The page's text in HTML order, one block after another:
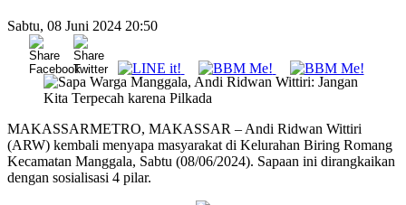
Sabtu, 08 Juni 2024 20:50
MAKASSARMETRO, MAKASSAR – Andi Ridwan Wittiri
(ARW) kembali menyapa masyarakat di Kelurahan Biring Romang
Kecamatan Manggala, Sabtu (08/06/2024). Sapaan ini dirangkaikan
dengan sosialisasi 4 pilar.